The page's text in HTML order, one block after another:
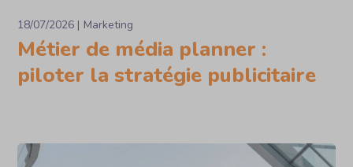
18/07/2026 Marketing
Métier de média planner :
piloter la stratégie publicitaire